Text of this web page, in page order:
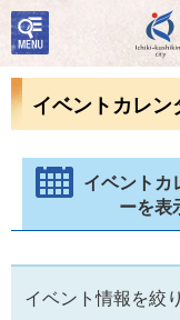
検
索・
共通
ューイベントカレン
イベントカ
ーを表
イベント情報を絞